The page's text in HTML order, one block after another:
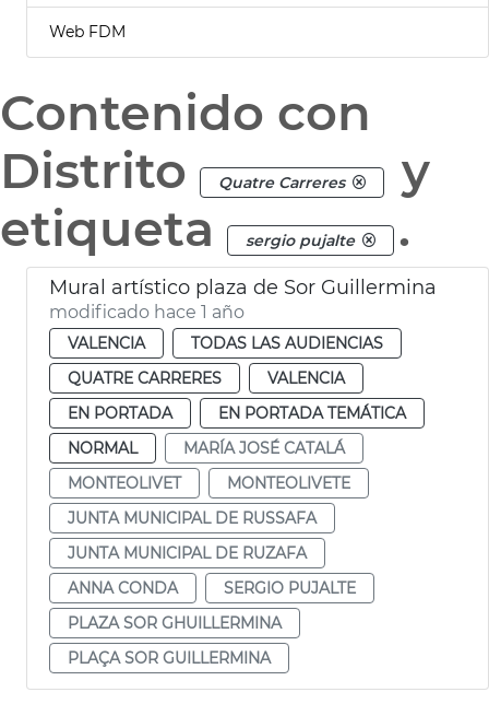
Web FDM
Contenido con
Distrito
Quatre Carreres
y
etiqueta
sergio pujalte .
Mural artístico plaza de Sor Guillermina
modificado hace 1 año
VALENCIA
TODAS LAS AUDIENCIAS
QUATRE CARRERES
VALENCIA
EN PORTADA
EN PORTADA TEMÁTICA
NORMAL
MARÍA JOSÉ CATALÁ
MONTEOLIVET
MONTEOLIVETE
JUNTA MUNICIPAL DE RUSSAFA
JUNTA MUNICIPAL DE RUZAFA
ANNA CONDA
SERGIO PUJALTE
PLAZA SOR GHUILLERMINA
PLAÇA SOR GUILLERMINA